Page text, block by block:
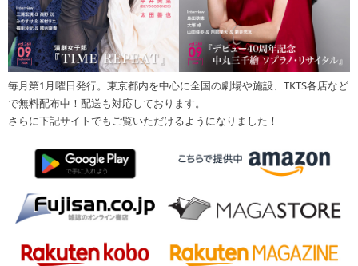
毎月第1月曜日発行。東京都内を中心に全国の劇場や施設、TKTS各店など
で無料配布中！配送も対応しております。
さらに下記サイトでもご覧いただけるようになりました！